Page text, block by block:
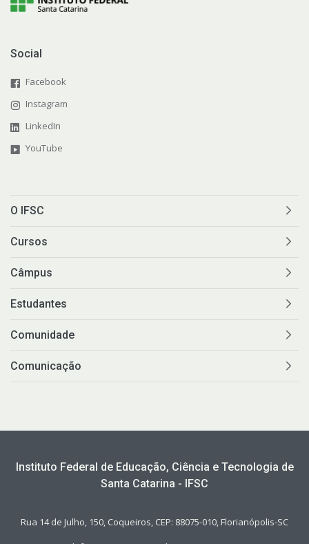
Social
Facebook
Instagram
LinkedIn
YouTube
O IFSC
Cursos
Câmpus
Estudantes
Comunidade
Comunicação
Instituto Federal de Educação, Ciência e Tecnologia de
Santa Catarina - IFSC
Rua 14 de Julho, 150, Coqueiros, CEP: 88075-010, Florianópolis-SC